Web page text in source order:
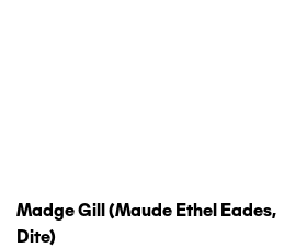
Madge Gill (maude Ethel Eades,
Dite)